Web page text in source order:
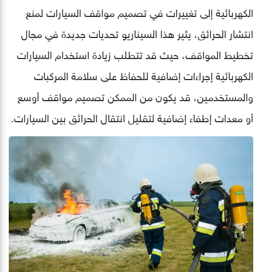
الكهربائية إلى تغييرات في تصميم مواقف السيارات لمنع
انتشار الحرائق، يثير هذا السيناريو تحديات جديدة في مجال
تخطيط المواقف، حيث قد تتطلب زيادة استخدام السيارات
الكهربائية إجراءات إضافية للحفاظ على سلامة المركبات
والمستخدمين، قد يكون من الممكن تصميم مواقف أوسع
أو معدات إطفاء إضافية لتقليل انتقال الحرائق بين السيارات.